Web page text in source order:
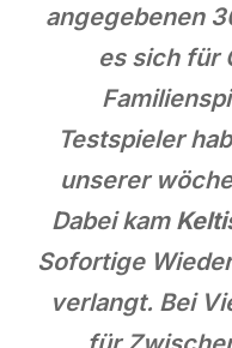
angegebenen
es sich für
Testspieler
unserer
Dabei kam
Sofortige
verlangt. Bei